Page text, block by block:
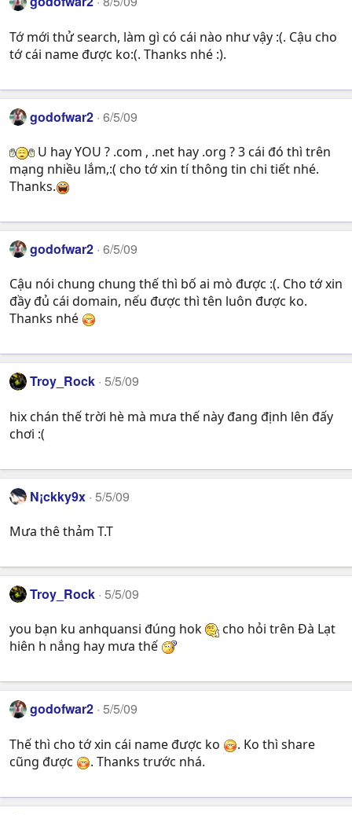
Tớ mới thử search, làm gì có cái nào như vậy :(. Cậu cho
tớ cái name được ko:(. Thanks nhé :).
godofwar2 6/5/09
U hay YOU ? .com , .net hay .org ? 3 cái đó thì trên
mạng nhiều lắm,:( cho tớ xin tí thông tin chi tiết nhé.
Thanks.
godofwar2 6/5/09
Cậu nói chung chung thế thì bố ai mò được :(. Cho tớ xin
đầy đủ cái domain, nếu được thì tên luôn được ko.
Thanks nhé
Troy_Rock 5/5/09
hix chán thế trời hè mà mưa thế này đang định lên đấy
chơi :(
N¡ckky9x 5/5/09
Mưa thê thảm T.T
Troy_Rock 5/5/09
you bạn ku anhquansi đúng hok
cho hỏi trên Đà Lạt
hiên h nắng hay mưa thế
godofwar2 5/5/09
Thế thì cho tớ xin cái name được ko
. Ko thì share
cũng được
. Thanks trước nhá.